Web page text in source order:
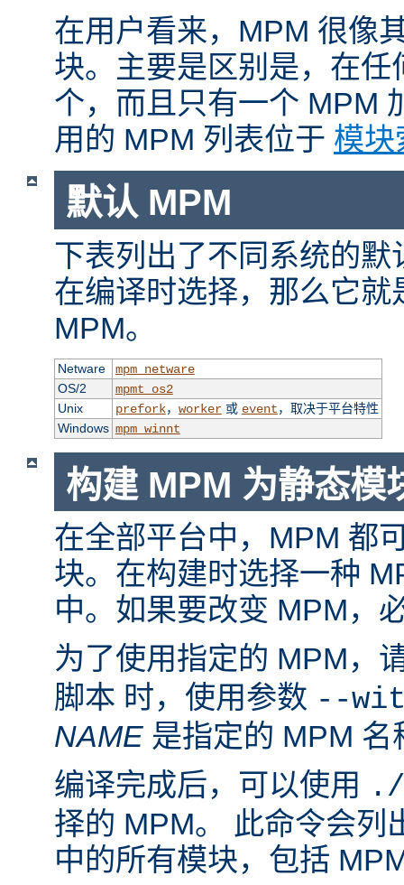
在用户看来，MPM 很像
块。主要是区别是，在任
个，而且只有一个 MPM
用的 MPM 列表位于 模块
默认 MPM
下表列出了不同系统的默
在编译时选择，那么它就
MPM。
Netware
mpm_netware
OS/2
mpmt_os2
Unix
prefork， worker或 event，取决于平台特性
Windows mpm_winnt
构建 MPM 为静态模
在全部平台中，MPM 都
块。在构建时选择一种
中。如果要改变 MPM，
为了使用指定的 MPM，
脚本 时，使用参数 --
NAME 是指定的 MPM 名
编译完成后，可以使用
择的 MPM。 此命令会列
中的所有模块，包括